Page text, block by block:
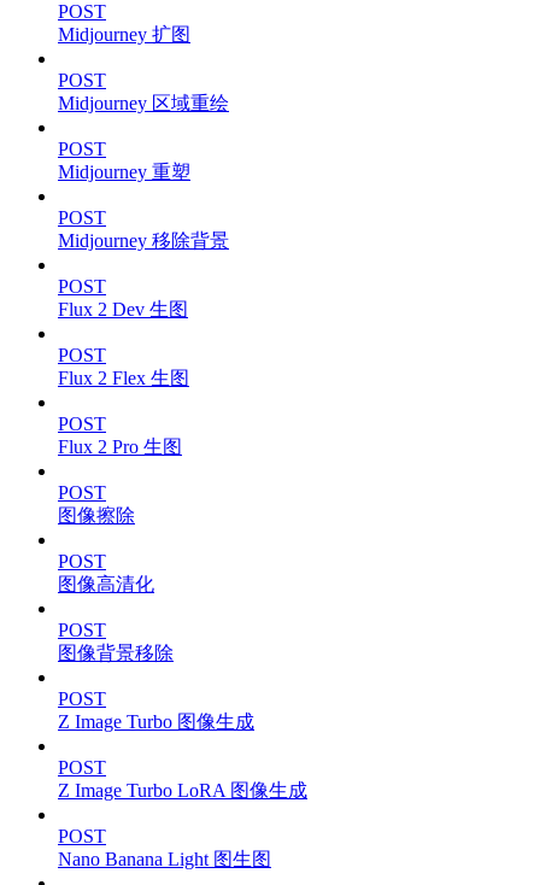
POST
Midjourney 扩图
POST
Midjourney 区域重绘
POST
Midjourney 重塑
POST
Midjourney 移除背景
POST
Flux 2 Dev 生图
POST
Flux 2 Flex 生图
POST
Flux 2 Pro 生图
POST
图像擦除
POST
图像高清化
POST
图像背景移除
POST
Z Image Turbo 图像生成
POST
Z Image Turbo LoRA 图像生成
POST
Nano Banana Light 图生图